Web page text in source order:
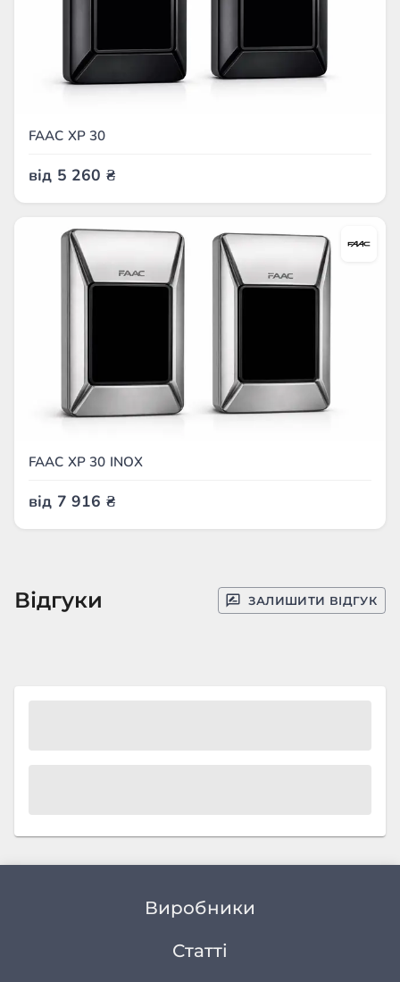
FAAC XP 30
від 5 260 ₴
FAAC XP 30 INOX
від 7 916 ₴
Відгуки ЗАЛИШИТИ ВІДГУК
Виробники
Статті